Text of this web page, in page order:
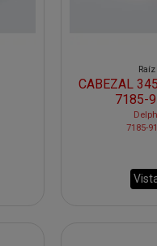
Raíz
CABEZAL
7185-
7185-